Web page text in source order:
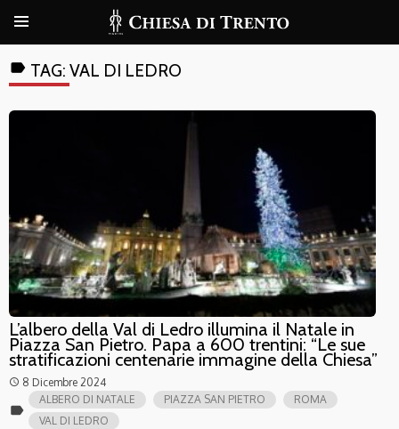
label TAG: VAL DI LEDRO
L’albero della Val di Ledro illumina il Natale in
Piazza San Pietro. Papa a 600 trentini: “Le sue
stratificazioni centenarie immagine della Chiesa”
access_time 8 Dicembre 2024
label
ALBERO DI NATALE PIAZZA SAN PIETRO
ROMA
VAL DI LEDRO